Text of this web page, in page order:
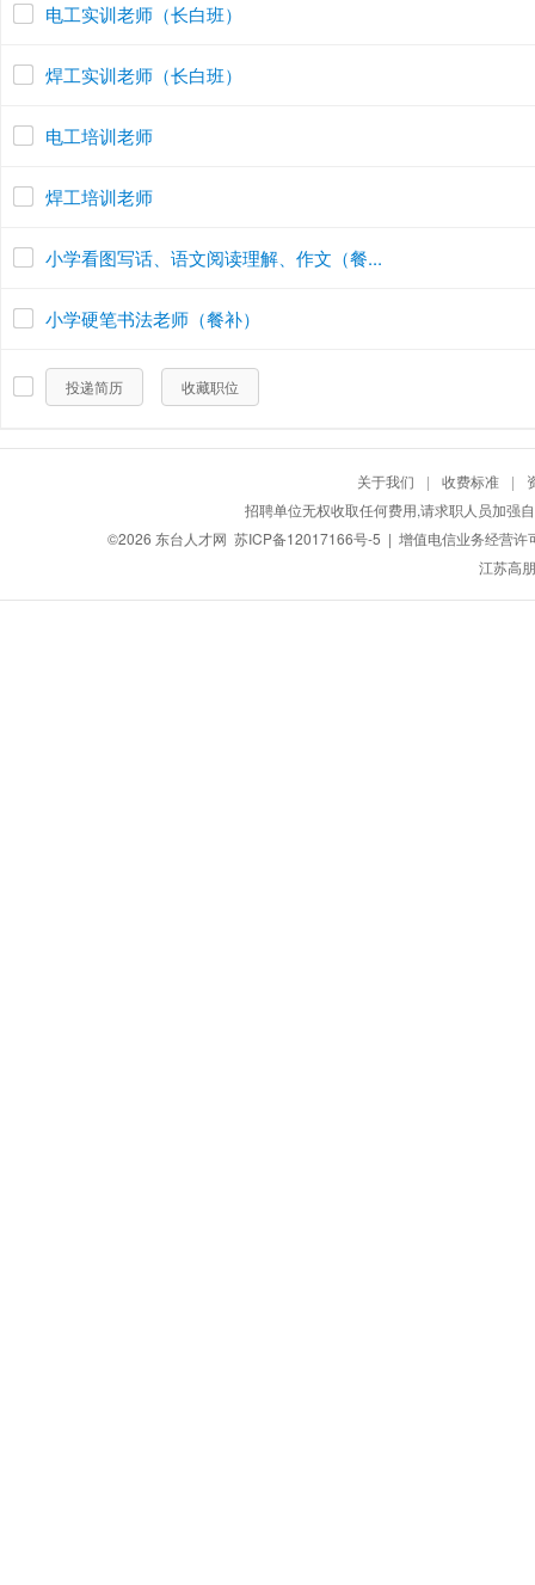
电工实训老师（长白班）
焊工实训老师（长白班）
电工培训老师
焊工培训老师
小学看图写话、语文阅读理解、作文（餐...
小学硬笔书法老师（餐补）
投递简历 收藏职位
关于我们 | 收费标准 |
招聘单位无权收取任何费用,请求职人员加强
©2026 东台人才网 苏ICP备12017166号-5 | 增值电信业务经营
江苏高